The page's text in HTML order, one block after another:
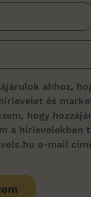
ahhoz,
és
hogy
a hírlevelekben
e-mail